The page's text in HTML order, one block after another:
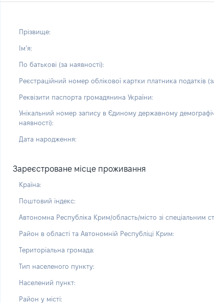
Прізвище:
Імʼя:
По батькові (за наявності):
Реєстраційний номер облікової картки платника податків
Реквізити паспорта громадянина України:
Унікальний номер запису в Єдиному державному
наявності):
Дата народження:
Зареєстроване місце проживання
Країна:
Поштовий індекс:
Автономна Республіка Крим/область/місто зі спеціальним
Район в області та Автономній Республіці Крим:
Територіальна громада:
Тип населеного пункту:
Населений пункт:
Район у місті: